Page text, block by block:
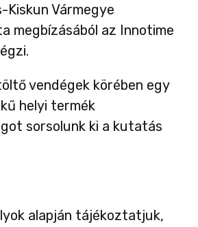
Vármegye
megbízásából az Innotime
vendégek körében egy
helyi termék
sorsolunk ki a kutatás
alapján tájékoztatjuk,